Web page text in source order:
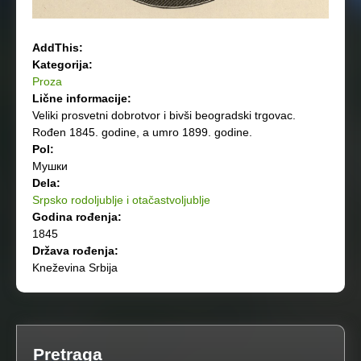
AddThis:
Kategorija:
Proza
Lične informacije:
Veliki prosvetni dobrotvor i bivši beogradski trgovac.
Rođen 1845. godine, a umro 1899. godine.
Pol:
Мушки
Dela:
Srpsko rodoljublje i otačastvoljublje
Godina rođenja:
1845
Država rođenja:
Kneževina Srbija
Pretraga